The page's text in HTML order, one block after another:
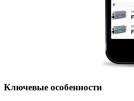
Ключевые особенности